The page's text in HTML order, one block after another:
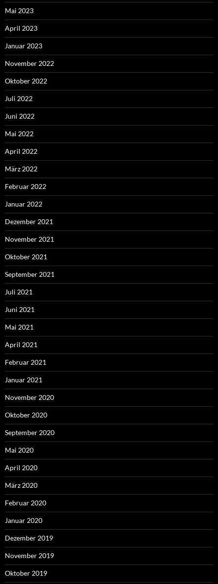
Mai 2023
April 2023
Januar 2023
November 2022
Oktober 2022
Juli 2022
Juni 2022
Mai 2022
April 2022
März 2022
Februar 2022
Januar 2022
Dezember 2021
November 2021
Oktober 2021
September 2021
Juli 2021
Juni 2021
Mai 2021
April 2021
Februar 2021
Januar 2021
November 2020
Oktober 2020
September 2020
Mai 2020
April 2020
März 2020
Februar 2020
Januar 2020
Dezember 2019
November 2019
Oktober 2019